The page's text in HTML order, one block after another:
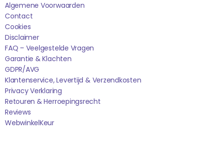
Algemene Voorwaarden
Contact
Cookies
Disclaimer
FAQ – Veelgestelde Vragen
Garantie & Klachten
GDPR/AVG
Klantenservice, Levertijd & Verzendkosten
Privacy Verklaring
Retouren & Herroepingsrecht
Reviews
WebwinkelKEur